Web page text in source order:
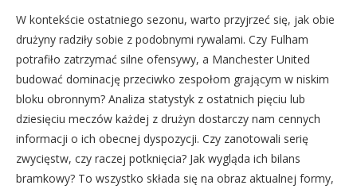
W kontekście ostatniego sezonu, warto przyjrzeć się, jak obie
drużyny radziły sobie z podobnymi rywalami. Czy Fulham
potrafiło zatrzymać silne ofensywy, a Manchester United
budować dominację przeciwko zespołom grającym w niskim
bloku obronnym? Analiza statystyk z ostatnich pięciu lub
dziesięciu meczów każdej z drużyn dostarczy nam cennych
informacji o ich obecnej dyspozycji. Czy zanotowali serię
zwycięstw, czy raczej potknięcia? Jak wygląda ich bilans
bramkowy? To wszystko składa się na obraz aktualnej formy,